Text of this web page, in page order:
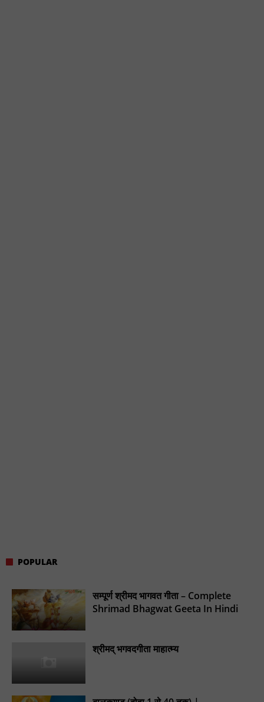
POPULAR
सम्पूर्ण श्रीमद भागवत गीता – Complete
Shrimad Bhagwat Geeta In Hindi
श्रीमद् भगवदगीता माहात्म्य